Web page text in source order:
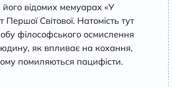
його відомих мемуарах «У
Світової. Натомість тут
філософського осмислення
як впливає на кохання,
помиляються пацифісти.